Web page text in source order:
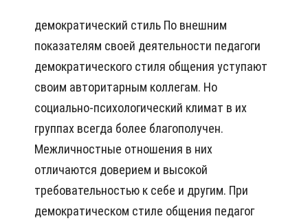
демократический стиль По внешним
показателям своей деятельности педагоги
демократического стиля общения уступают
своим авторитарным коллегам. Но
социально-психологический климат в их
группах всегда более благополучен.
Межличностные отношения в них
отличаются доверием и высокой
требовательностью к себе и другим. При
демократическом стиле общения педагог